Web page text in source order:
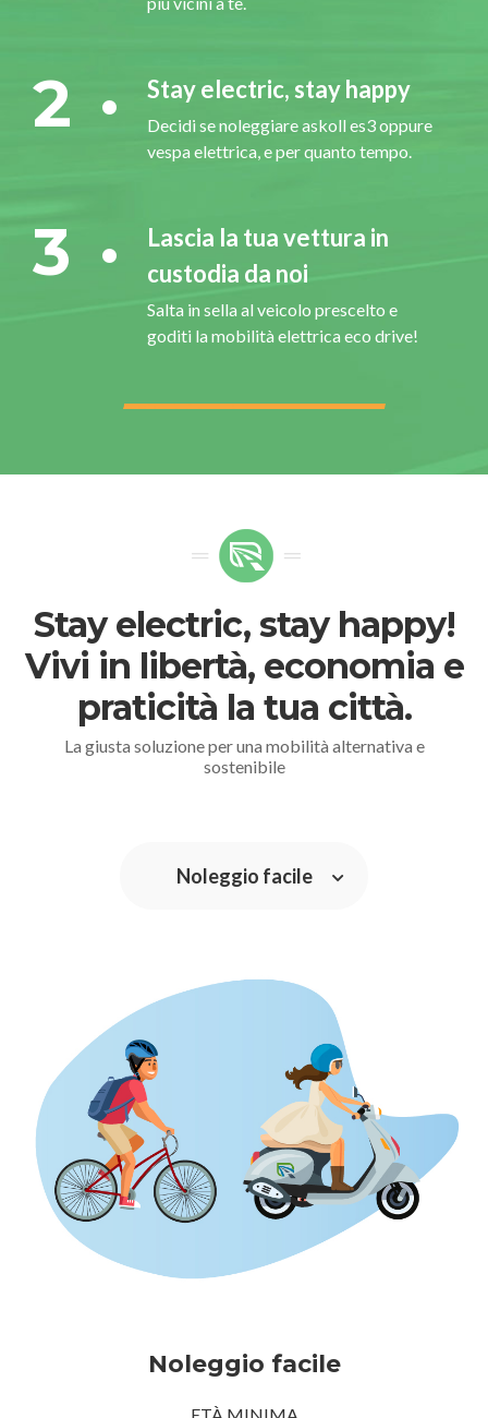
2 Stay electric, stay happy
Decidi se noleggiare askoll es3 oppure
vespa elettrica, e per quanto tempo.
3
Lascia la tua vettura in
custodia da noi
Salta in sella al veicolo prescelto e
goditi la mobilità elettrica eco drive!
Stay electric, stay happy!
Vivi in libertà, economia e
praticità la tua città.
La giusta soluzione per una mobilità alternativa e
sostenibile
Noleggio facile
Noleggio facile